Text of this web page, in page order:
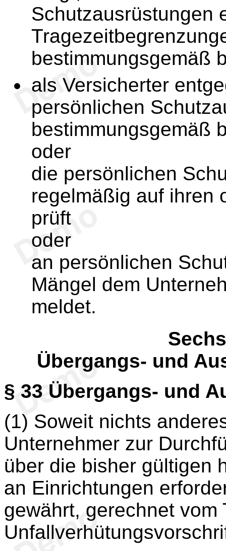
Schutzausrüstungen
bestimmungsgemäß
als Versicherter
persönlichen
bestimmungsgemäß
oder
die persönlichen
regelmäßig auf ihren
prüft
oder
an persönlichen
Mängel dem
meldet.
S
Übergangs- und
§ 33 Übergangs- und
(1) Soweit nichts
Unternehmer zur
über die bisher gültigen
an Einrichtungen
gewährt, gerechnet vom